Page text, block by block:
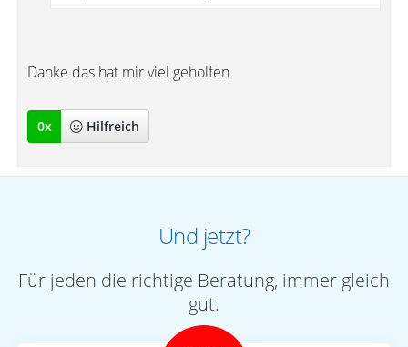
Danke das hat mir viel geholfen
0x Hilfreich
Und jetzt?
Für jeden die richtige Beratung, immer gleich
gut.